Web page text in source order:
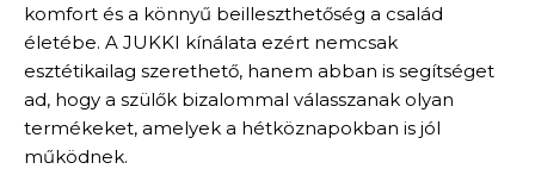
komfort és a könnyű beilleszthetőség a család
életébe. A JUKKI kínálata ezért nemcsak
esztétikailag szerethető, hanem abban is segítséget
ad, hogy a szülők bizalommal válasszanak olyan
termékeket, amelyek a hétköznapokban is jól
működnek.